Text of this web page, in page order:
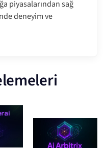
piyasalarından sağ
deneyim ve